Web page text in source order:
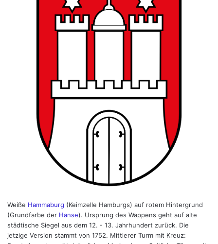
Weiße Hammaburg (Keimzelle Hamburgs) auf rotem Hintergrund
(Grundfarbe der Hanse). Ursprung des Wappens geht auf alte
städtische Siegel aus dem 12. - 13. Jahrhundert zurück. Die
jetzige Version stammt von 1752. Mittlerer Turm mit Kreuz: